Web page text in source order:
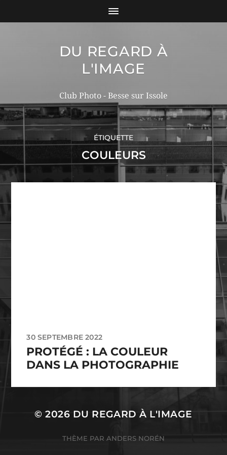
DU REGARD À
L'IMAGE
Club Photo - Besse sur Issole
ÉTIQUETTE
COULEURS
30 SEPTEMBRE 2022
PROTÉGÉ : LA COULEUR
DANS LA PHOTOGRAPHIE
© 2026 DU REGARD À L'IMAGE
THÈME PAR ANDERS NORÉN